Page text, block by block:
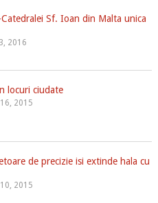
Sf. Ioan din Malta unica
2016
locuri ciudate
2015
de precizie isi extinde hala cu
2015